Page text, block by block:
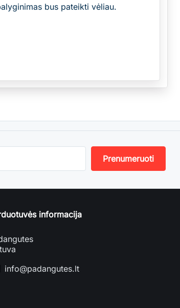
bus pateikti vėliau.
informacija
info@padangutes.lt